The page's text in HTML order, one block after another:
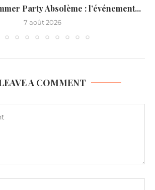
Party Absolème : l’événement...
7 août 2026
A COMMENT